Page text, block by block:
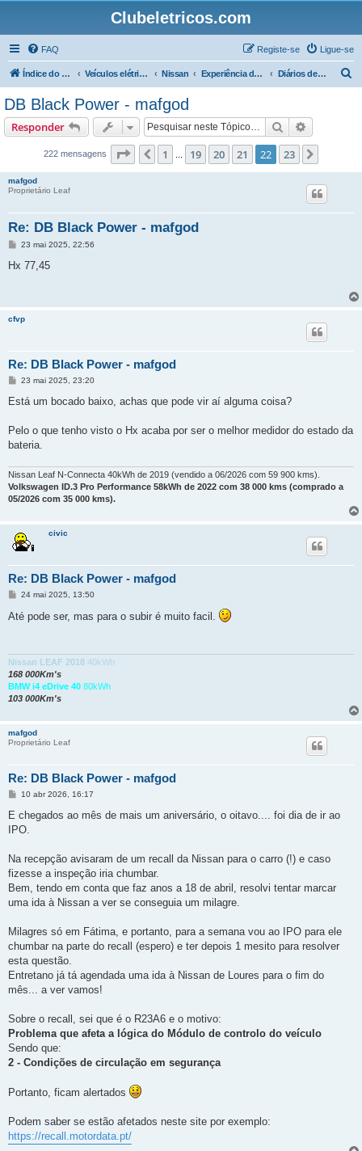
Clubeletricos.com
FAQ Ligue-se
Registe-se
Índice do Fórum Veículos elétricos e híbridos plug-in Nissan Experiência de condução com o Nissan LEAF Diários de Bordo 40 kW.h e 60 kW.h
DB Black Power - mafgod
Responder Pesquisar
222 mensagens Página 22de23
Anterior
1 19 20 21 22 23
mafgod
Proprietário Leaf
Re: DB Black Power - mafgod
M
n
23 mai 2025, 22:56
Hx 77,45
cfvp
Re: DB Black Power - mafgod
M
n
g
m
23 mai 2025, 23:20
Está um bocado baixo, achas que pode vir aí alguma coisa?
Pelo o que tenho visto o Hx acaba por ser o melhor medidor do estado da
bateria.
Nissan Leaf N-Connecta 40kWh de 2019 (vendido a 06/2026 com 59 900 kms).
Volkswagen ID.3 Pro Performance 58kWh de 2022 com 38 000 kms (comprado a
05/2026 com 35 000 kms).
civic
Re: DB Black Power - mafgod
M
n
s
m
24 mai 2025, 13:50
Até pode ser, mas para o subir é muito facil.
Nissan LEAF 2018 40kWh
168 000Km's
BMW i4 eDrive 40 80kWh
103 000Km's
mafgod
Proprietário Leaf
Re: DB Black Power - mafgod
M
n
a
m
10 abr 2026, 16:17
E chegados ao mês de mais um aniversário, o oitavo.... foi dia de ir ao
IPO.
Na recepção avisaram de um recall da Nissan para o carro (!) e caso
fizesse a inspeção iria chumbar.
Bem, tendo em conta que faz anos a 18 de abril, resolvi tentar marcar
uma ida à Nissan a ver se conseguia um milagre.
Milagres só em Fátima, e portanto, para a semana vou ao IPO para ele
chumbar na parte do recall (espero) e ter depois 1 mesito para resolver
esta questão.
Entretano já tá agendada uma ida à Nissan de Loures para o fim do
mês... a ver vamos!
Sobre o recall, sei que é o R23A6 e o motivo:
Problema que afeta a lógica do Módulo de controlo do veículo
Sendo que:
2 - Condições de circulação em segurança
Portanto, ficam alertados
Podem saber se estão afetados neste site por exemplo:
https://recall.motordata.pt/